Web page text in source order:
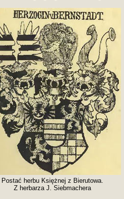
Postać herbu Księżnej z Bierutowa.
Z herbarza J. Siebmachera